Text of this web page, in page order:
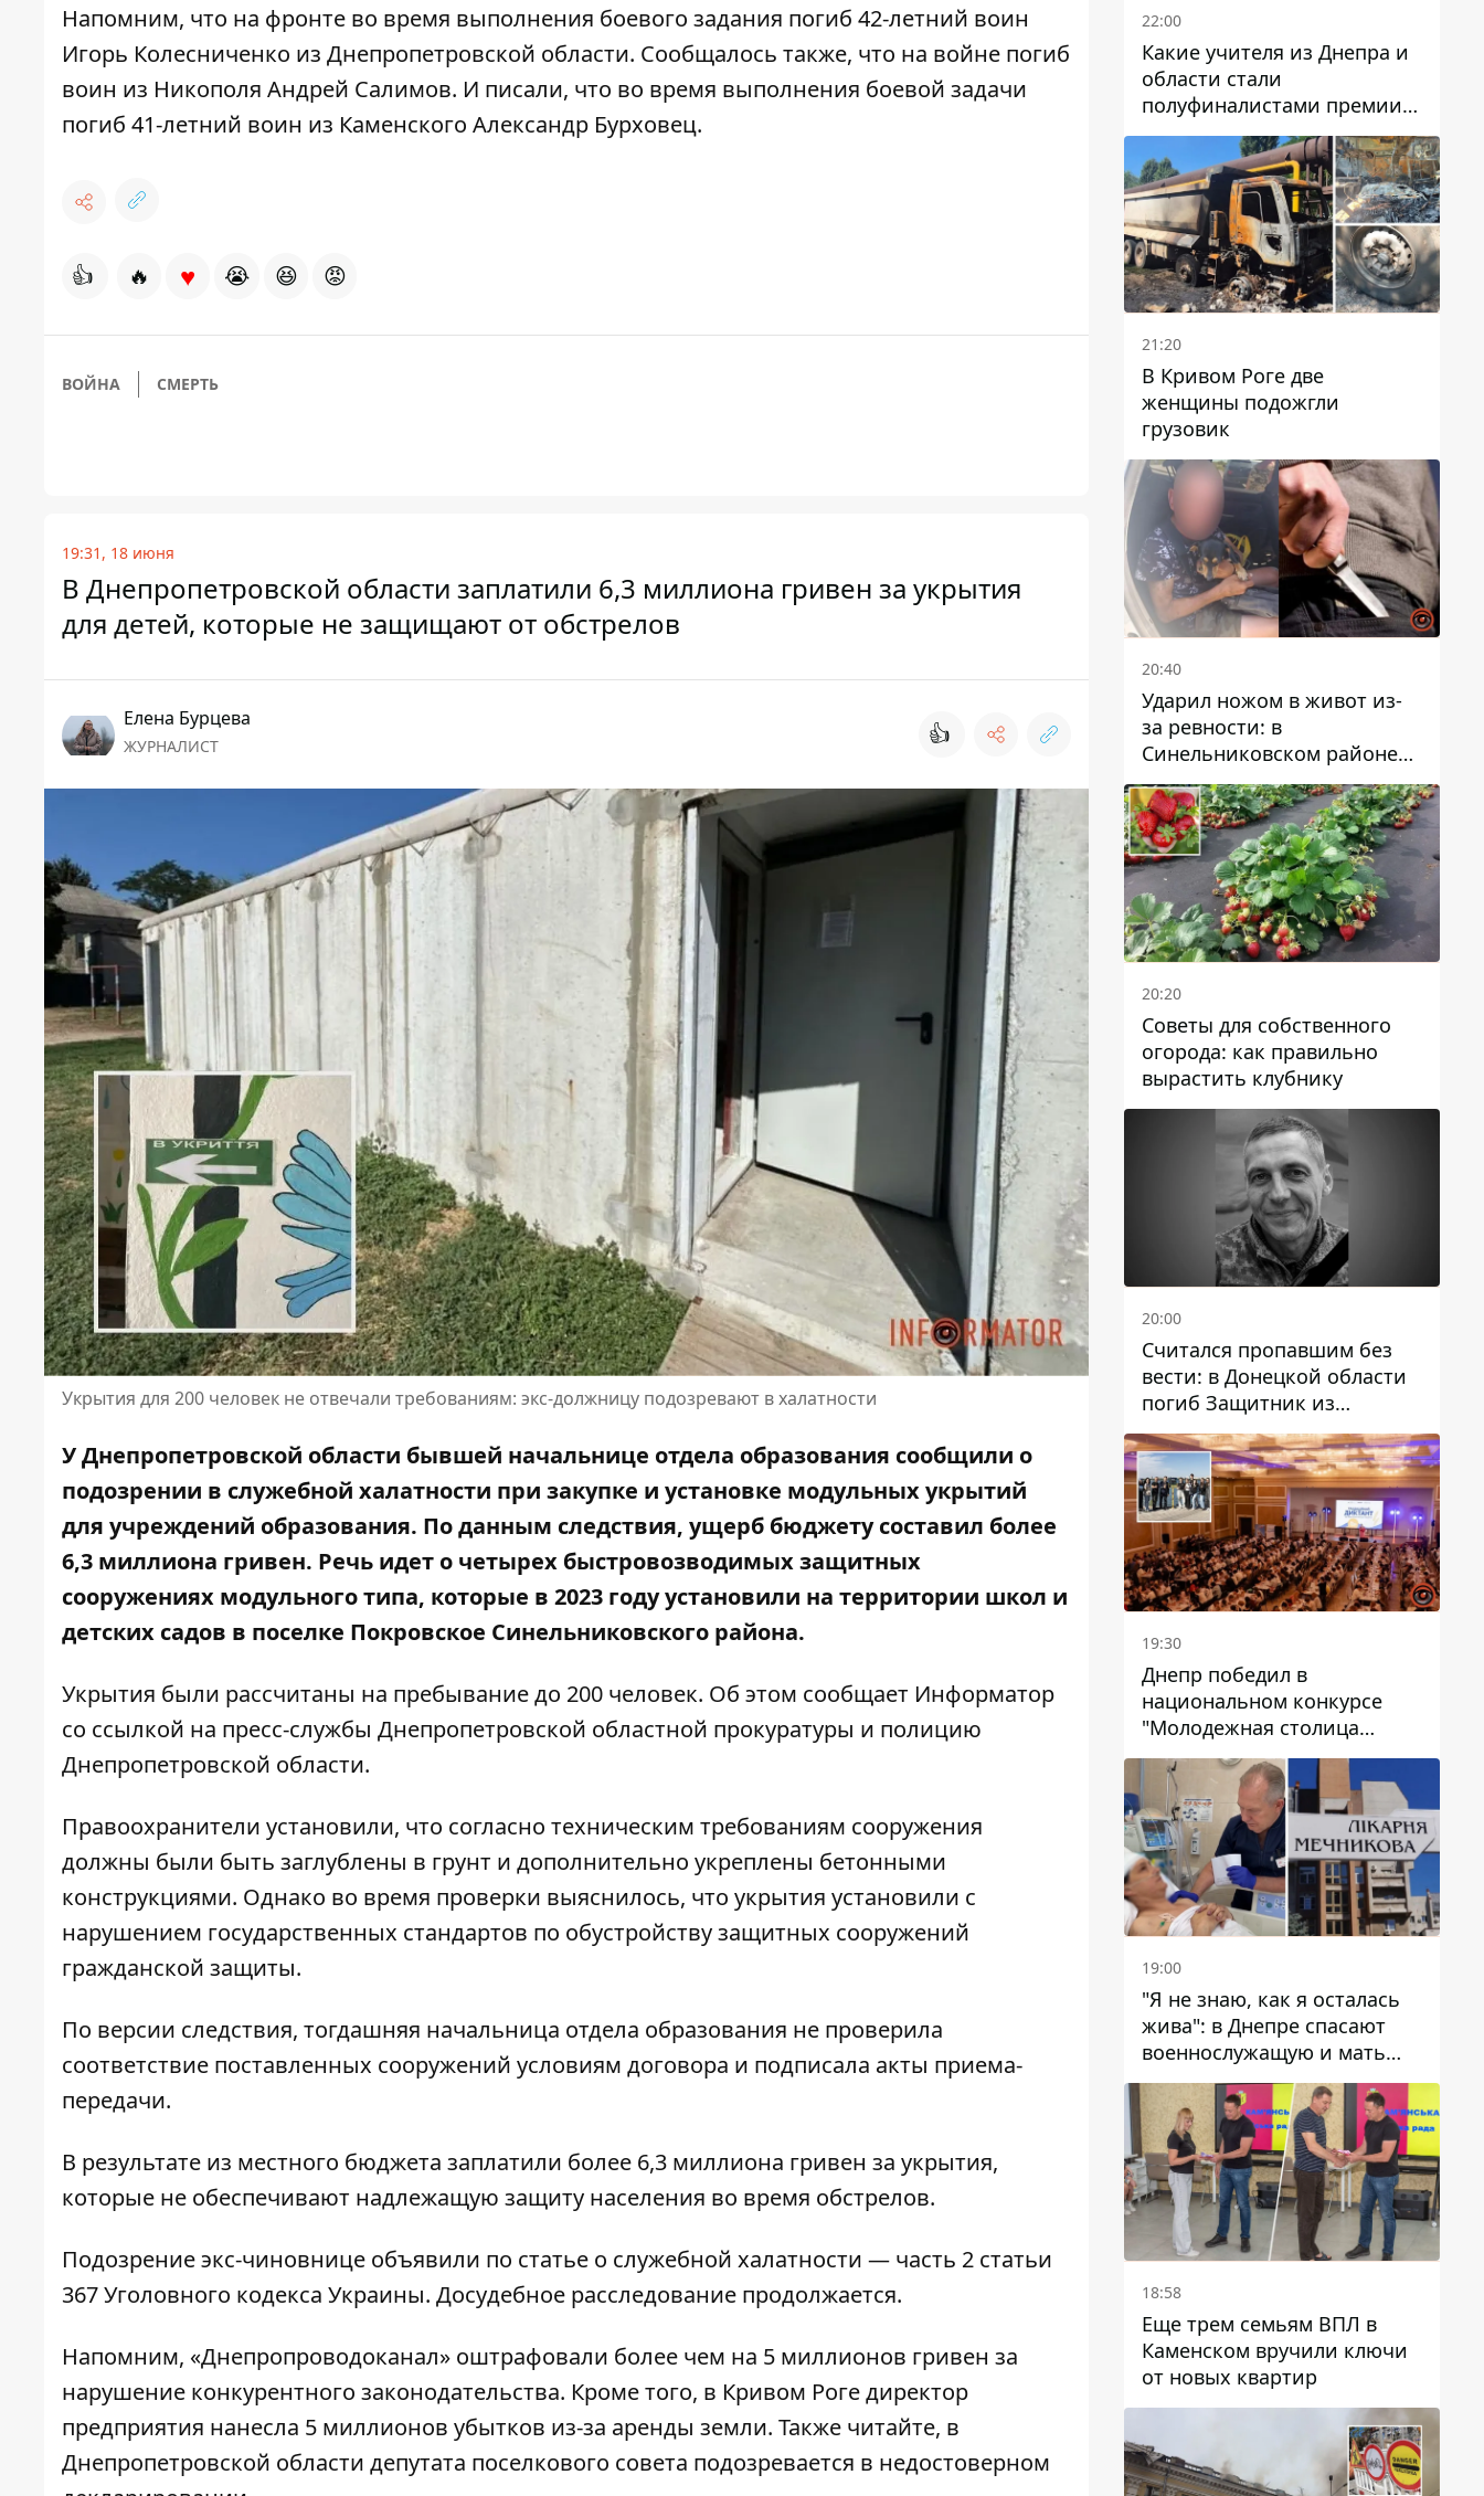
Напомним, что на фронте во время выполнения боевого задания погиб 42-летний воин
Игорь Колесниченко из Днепропетровской области. Сообщалось также, что на войне погиб
воин из Никополя Андрей Салимов. И писали, что во время выполнения боевой задачи
погиб 41-летний воин из Каменского Александр Бурховец.
👍 🔥 ♥ 😭 😆 😡
ВОЙНА СМЕРТЬ
19:31, 18 июня
В Днепропетровской области заплатили 6,3 миллиона гривен за укрытия
для детей, которые не защищают от обстрелов
Елена Бурцева
ЖУРНАЛИСТ 👍
Укрытия для 200 человек не отвечали требованиям: экс-должницу подозревают в халатности
У Днепропетровской области бывшей начальнице отдела образования сообщили о
подозрении в служебной халатности при закупке и установке модульных укрытий
для учреждений образования. По данным следствия, ущерб бюджету составил более
6,3 миллиона гривен. Речь идет о четырех быстровозводимых защитных
сооружениях модульного типа, которые в 2023 году установили на территории школ и
детских садов в поселке Покровское Синельниковского района.
Укрытия были рассчитаны на пребывание до 200 человек. Об этом сообщает Информатор
со ссылкой на пресс-службы Днепропетровской областной прокуратуры и полицию
Днепропетровской области.
Правоохранители установили, что согласно техническим требованиям сооружения
должны были быть заглублены в грунт и дополнительно укреплены бетонными
конструкциями. Однако во время проверки выяснилось, что укрытия установили с
нарушением государственных стандартов по обустройству защитных сооружений
гражданской защиты.
По версии следствия, тогдашняя начальница отдела образования не проверила
соответствие поставленных сооружений условиям договора и подписала акты приема-
передачи.
В результате из местного бюджета заплатили более 6,3 миллиона гривен за укрытия,
которые не обеспечивают надлежащую защиту населения во время обстрелов.
Подозрение экс-чиновнице объявили по статье о служебной халатности — часть 2 статьи
367 Уголовного кодекса Украины. Досудебное расследование продолжается.
Напомним, «Днепропроводоканал» оштрафовали более чем на 5 миллионов гривен за
нарушение конкурентного законодательства. Кроме того, в Кривом Роге директор
предприятия нанесла 5 миллионов убытков из-за аренды земли. Также читайте, в
Днепропетровской области депутата поселкового совета подозревается в недостоверном
22:00
Какие учителя из Днепра и
области стали
полуфиналистами премии
Global Teacher Prize Ukraine
2026
21:20
В Кривом Роге две
женщины подожгли
грузовик
20:40
Ударил ножом в живот из-
за ревности: в
Синельниковском районе
задержали 49-летнего
мужчину за убийство
20:20
Советы для собственного
огорода: как правильно
вырастить клубнику
20:00
Считался пропавшим без
вести: в Донецкой области
погиб Защитник из
Каменского Антон
Красовский
19:30
Днепр победил в
национальном конкурсе
"Молодежная столица
Украины – 2026"
19:00
"Я не знаю, как я осталась
жива": в Днепре спасают
военнослужащую и мать
четверых детей, которую
ранил КАБ
18:58
Еще трем семьям ВПЛ в
Каменском вручили ключи
от новых квартир